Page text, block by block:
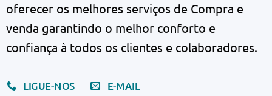
oferecer os melhores serviços de Compra e
venda garantindo o melhor conforto e
confiança à todos os clientes e colaboradores.
LIGUE-NOS E-MAIL